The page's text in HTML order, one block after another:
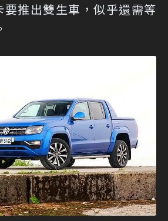
推出雙生車，似乎還需等